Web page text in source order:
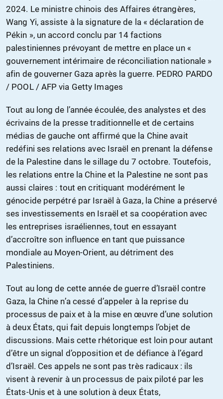
2024. Le ministre chinois des Affaires étrangères,
Wang Yi, assiste à la signature de la « déclaration de
Pékin », un accord conclu par 14 factions
palestiniennes prévoyant de mettre en place un «
gouvernement intérimaire de réconciliation nationale »
afin de gouverner Gaza après la guerre. PEDRO PARDO
/ POOL / AFP via Getty Images
Tout au long de l’année écoulée, des analystes et des
écrivains de la presse traditionnelle et de certains
médias de gauche ont affirmé que la Chine avait
redéfini ses relations avec Israël en prenant la défense
de la Palestine dans le sillage du 7 octobre. Toutefois,
les relations entre la Chine et la Palestine ne sont pas
aussi claires : tout en critiquant modérément le
génocide perpétré par Israël à Gaza, la Chine a préservé
ses investissements en Israël et sa coopération avec
les entreprises israéliennes, tout en essayant
d’accroître son influence en tant que puissance
mondiale au Moyen-Orient, au détriment des
Palestiniens.
Tout au long de cette année de guerre d’Israël contre
Gaza, la Chine n’a cessé d’appeler à la reprise du
processus de paix et à la mise en œuvre d’une solution
à deux États, qui fait depuis longtemps l’objet de
discussions. Mais cette rhétorique est loin pour autant
d’être un signal d’opposition et de défiance à l’égard
d’Israël. Ces appels ne sont pas très radicaux : ils
visent à revenir à un processus de paix piloté par les
États-Unis et à une solution à deux États,